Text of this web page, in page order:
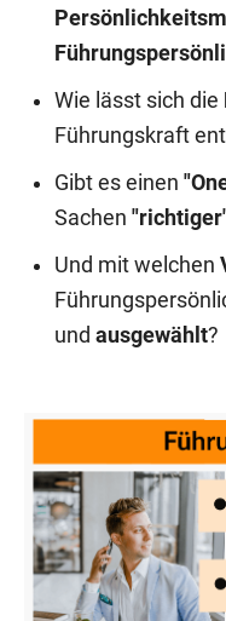
Wie lässt sich die
Führungskraft
Gibt es einen
Sachen
Und mit welchen
und ausgewählt?